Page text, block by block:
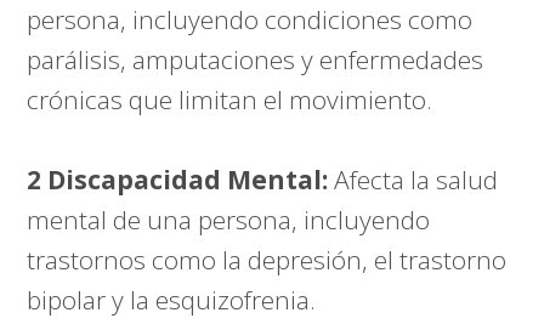
persona, incluyendo condiciones como
parálisis, amputaciones y enfermedades
crónicas que limitan el movimiento.
2 Discapacidad Mental:Afecta la salud
mental de una persona, incluyendo
trastornos como la depresión, el trastorno
bipolar y la esquizofrenia.